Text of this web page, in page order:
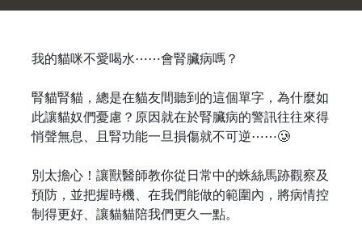
我的貓咪不愛喝水⋯⋯會腎臟病嗎？
腎貓腎貓，總是在貓友間聽到的這個單字，為什麼如
此讓貓奴們憂慮？原因就在於腎臟病的警訊往往來得
悄聲無息、且腎功能一旦損傷就不可逆⋯⋯🥲
別太擔心！讓獸醫師教你從日常中的蛛絲馬跡觀察及
預防，並把握時機、在我們能做的範圍內，將病情控
制得更好、讓貓貓陪我們更久一點。